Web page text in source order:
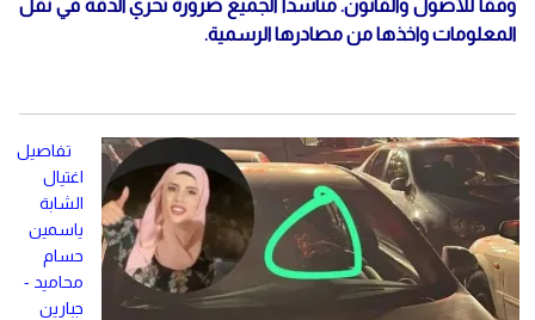
وفقا للأصول والقانون. مناشدا الجميع ضرورة تحري الدقة في نقل
المعلومات واخذها من مصادرها الرسمية.
تفاصيل
اغتيال
الشابة
ياسمين
حسام
محاميد -
جبارين